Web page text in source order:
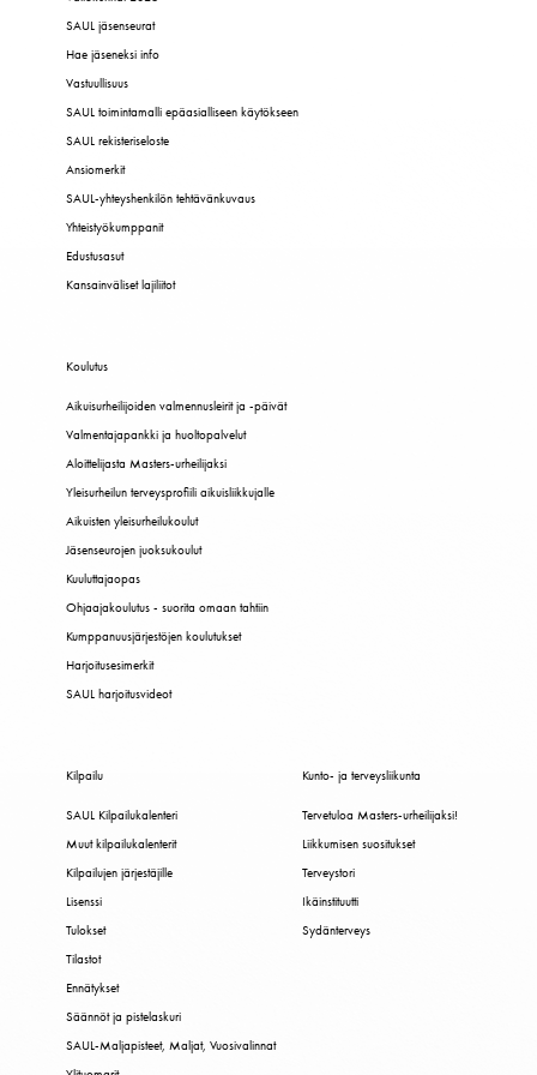
SAUL jäsenseurat
Hae jäseneksi info
Vastuullisuus
SAUL toimintamalli epäasialliseen käytökseen
SAUL rekisteriseloste
Ansiomerkit
SAUL-yhteyshenkilön tehtävänkuvaus
Yhteistyökumppanit
Edustusasut
Kansainväliset lajiliitot
Koulutus
Aikuisurheilijoiden valmennusleirit ja -päivät
Valmentajapankki ja huoltopalvelut
Aloittelijasta Masters-urheilijaksi
Yleisurheilun terveysprofiili aikuisliikkujalle
Aikuisten yleisurheilukoulut
Jäsenseurojen juoksukoulut
Kuuluttajaopas
Ohjaajakoulutus - suorita omaan tahtiin
Kumppanuusjärjestöjen koulutukset
Harjoitusesimerkit
SAUL harjoitusvideot
Kilpailu
SAUL Kilpailukalenteri
Muut kilpailukalenterit
Kilpailujen järjestäjille
Lisenssi
Tulokset
Tilastot
Ennätykset
Säännöt ja pistelaskuri
SAUL-Maljapisteet, Maljat, Vuosivalinnat
Kunto- ja terveysliikunta
Tervetuloa Masters-urheilijaksi!
Liikkumisen suositukset
Terveystori
Ikäinstituutti
Sydänterveys